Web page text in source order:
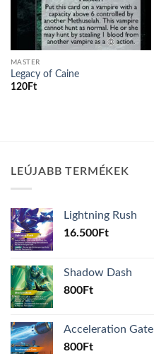
MASTER
Legacy of Caine
120Ft
LEÚJABB TERMÉKEK
Lightning Rush
16.500Ft
Shadow Dash
800Ft
Acceleration Gate
800Ft